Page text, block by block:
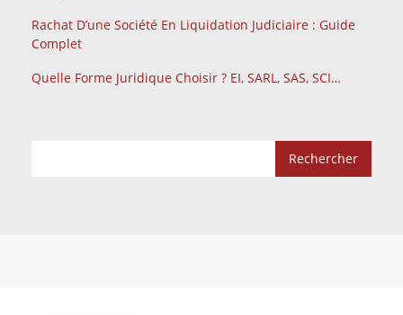
Rachat D’une Société En Liquidation Judiciaire : Guide
Complet
Quelle Forme Juridique Choisir ? EI, SARL, SAS, SCI…